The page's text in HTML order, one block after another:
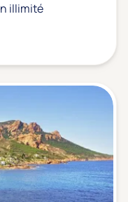
illimité